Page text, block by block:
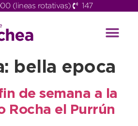
(lineas rotativas) 147
bella epoca
de semana a la
Rocha el Purrún